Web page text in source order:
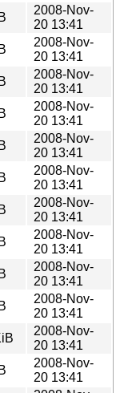
2008-Nov-
20 13:41
2008-Nov-
20 13:41
2008-Nov-
20 13:41
2008-Nov-
20 13:41
2008-Nov-
20 13:41
2008-Nov-
20 13:41
2008-Nov-
20 13:41
2008-Nov-
20 13:41
2008-Nov-
20 13:41
2008-Nov-
20 13:41
2008-Nov-
20 13:41
2008-Nov-
20 13:41